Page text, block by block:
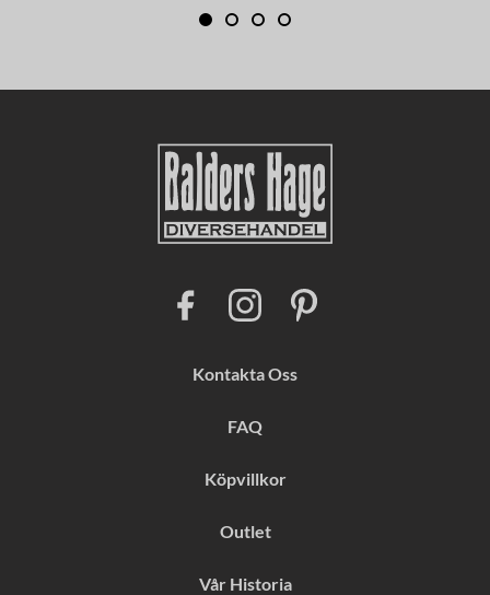
Kontakta Oss
FAQ
Köpvillkor
Outlet
Vår Historia
b
o
I
n
g
a
m